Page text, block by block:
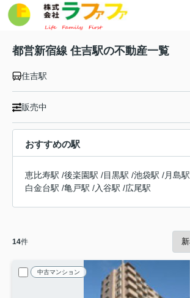
都営新宿線 住吉駅の不動産一覧
住吉駅
販売中
おすすめの駅
恵比寿駅 /後楽園駅 /目黒駅 /池袋駅 /月島駅
白金台駅 /亀戸駅 /入谷駅 /広尾駅
14件
中古マンション